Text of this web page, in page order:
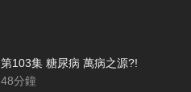
第103集 糖尿病 萬病之源?!
48分鐘